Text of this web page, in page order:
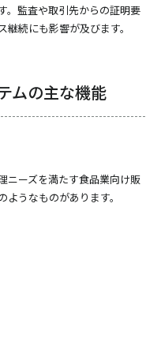
。監査や取引先からの証明要
続にも影響が及びます。
ムの主な機能
ニーズを満たす食品業向け販
うなものがあります。